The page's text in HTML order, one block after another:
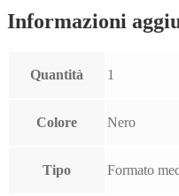
Informazioni
Quantità 1
Colore Nero
Tipo Formato